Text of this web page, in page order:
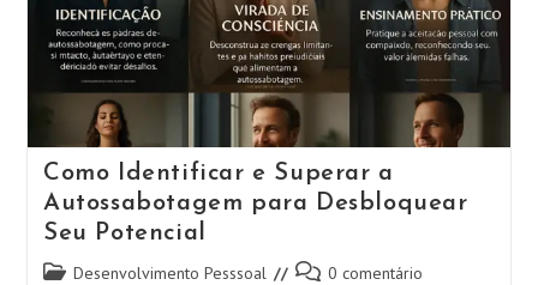
Como Identificar e Superar a
Autossabotagem para Desbloquear
Seu Potencial
Categoria
Desenvolvimento Pesssoal
Comentários
0 comentário
inteligência emocional e enfrentar desafios de forma mais
tranquila.
Continue Lendo
Regulação
Emocional
Pode
Transformar
Sua
Em